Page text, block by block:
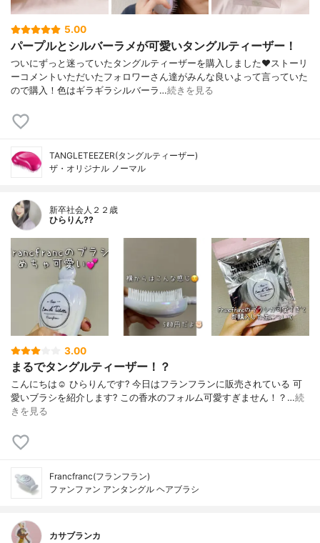
5.00
パープルとシルバーラメが可愛いタングルティーザー！
ついにずっと迷っていたタングルティーザーを購入しました❤ストーリ
ーコメントいただいたフォロワーさん達がみんな良いよって言っていた
ので購入！色はギラギラシルバーラ…続きを見る
TANGLETEEZER(タングルティーザー)
ザ・オリジナル ノーマル
新卒社会人２２歳
ひらりん??
3.00
まるでタングルティーザー！？
こんにちは☺️ ひらりんです? 今日はフランフランに販売されている 可
愛いブラシを紹介します? この香水のフォルム可愛すぎません！？…続
きを見る
Francfranc(フランフラン)
ファンファン アンタングル ヘアブラシ
カサブランカ